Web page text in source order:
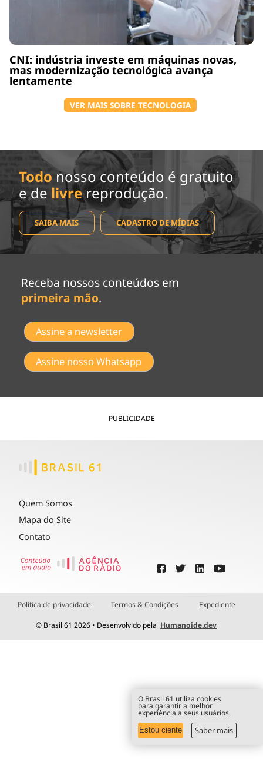
CNI: indústria investe em máquinas novas,
mas modernização tecnológica avança
lentamente
VER MAIS SOBRE TECNOLOGIA
Todo nosso conteúdo é gratuito
e de livrereprodução.
SAIBA MAIS CADASTRO DE MÍDIAS
Receba nossos conteúdos em
primeira mão.
Assine a newsletter
Assine nosso Whatsapp
PUBLICIDADE
Quem Somos
Mapa do Site
Contato
Política de privacidade Termos & Condições Expediente
© Brasil 61 2026 • Desenvolvido pela Humanoide.dev
O Brasil 61 utiliza cookies
para garantir a melhor
experiência a seus usuários.
Estou ciente Saber mais